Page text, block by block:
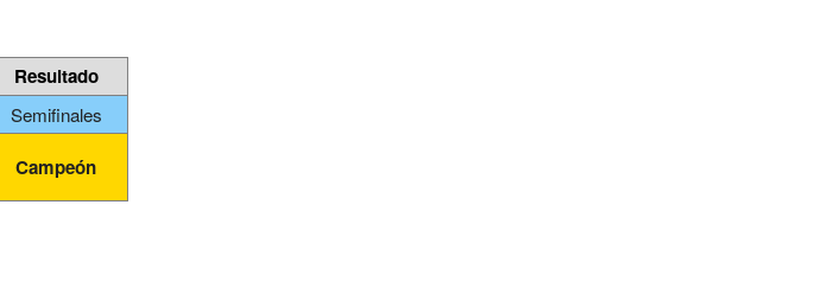
Resultado
Semifinales
Campeón